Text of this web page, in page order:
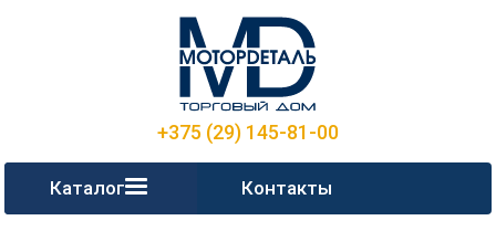
+375 (29) 145-81-00
Каталог Контакты